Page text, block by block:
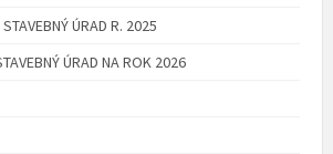
ÚRAD R. 2025
ÚRAD NA ROK 2026